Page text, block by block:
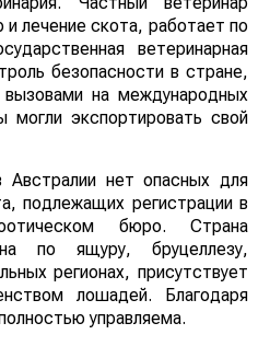
лечение скота, работает по
ветеринарная
безопасности в стране,
на международных
экспортировать свой
нет опасных для
подлежащих регистрации в
бюро. Страна
по ящуру, бруцеллезу,
регионах, присутствует
лошадей. Благодаря
управляема.